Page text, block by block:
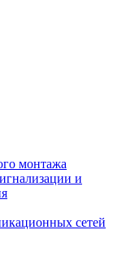
монтажа
и
сетей